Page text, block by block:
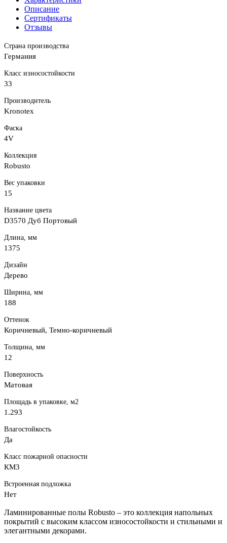
Описание
Сертификаты
Отзывы
Страна производства
Германия
Класс износостойкости
33
Производитель
Kronotex
Фаска
4V
Коллекция
Robusto
Вес упаковки
15
Название цвета
D3570 Дуб Портовый
Длина, мм
1375
Дизайн
Дерево
Ширина, мм
188
Оттенок
Коричневый, Темно-коричневый
Толщина, мм
12
Поверхность
Матовая
Площадь в упаковке, м2
1.293
Влагостойкость
Да
Класс пожарной опасности
КМ3
Встроенная подложка
Нет
Ламинированные полы Robusto – это коллекция напольных
покрытий с высоким классом износостойкости и стильными и
элегантными декорами.